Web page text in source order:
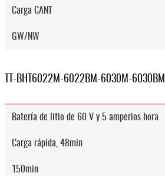
Carga CANT
GW/NW
TT-BHT6022M-6022BM-6030M-6030BM
Batería de litio de 60 V y 5 amperios hora
Carga rápida, 48min
150min